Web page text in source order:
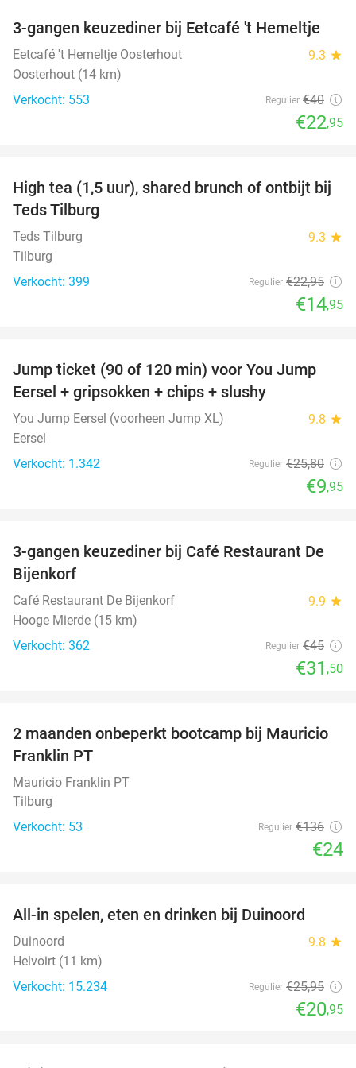
43%
3-gangen keuzediner bij Eetcafé 't Hemeltje
Eetcafé 't Hemeltje Oosterhout 9.3 star
Oosterhout (14 km)
Verkocht: 553
Regulier €40
€22,95
35%
High tea (1,5 uur), shared brunch of ontbijt bij
Teds Tilburg
Teds Tilburg 9.3 star
Tilburg
Verkocht: 399
Regulier €22,95
€14,95
61%
Jump ticket (90 of 120 min) voor You Jump
Eersel + gripsokken + chips + slushy
You Jump Eersel (voorheen Jump XL) 9.8 star
Eersel
Verkocht: 1.342
Regulier €25,80
€9,95
30%
3-gangen keuzediner bij Café Restaurant De
Bijenkorf
Café Restaurant De Bijenkorf 9.9 star
Hooge Mierde (15 km)
Verkocht: 362
Regulier €45
€31 ,50
82%
2 maanden onbeperkt bootcamp bij Mauricio
Franklin PT
Mauricio Franklin PT
Tilburg
Verkocht: 53
Regulier €136
€24
All-in spelen, eten en drinken bij Duinoord
Duinoord 9.8 star
Helvoirt (11 km)
Verkocht: 15.234
Regulier €25,95
€20,95